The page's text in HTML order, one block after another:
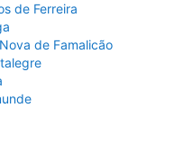
de Ferreira
de Famalicão